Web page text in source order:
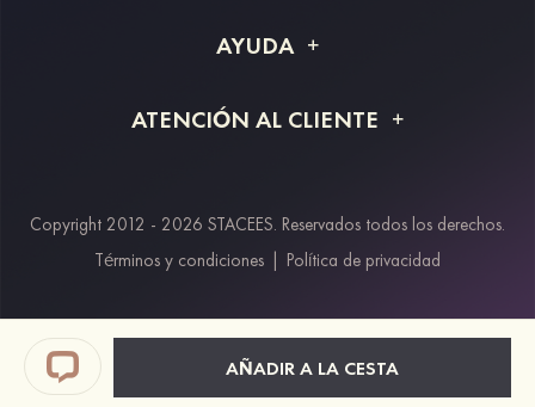
AÑADIR A LA CESTA
Información de envío
AYUDA
Devoluciones y reembolsos
ATENCIÓN AL CLIENTE
Métodos de pago
Klarna
Paypal
Descuento estudiantes & trabajadores clave
Copyright 2012 - 2026 STACEES. Reservados todos los derechos.
Términos y condiciones
Política de privacidad